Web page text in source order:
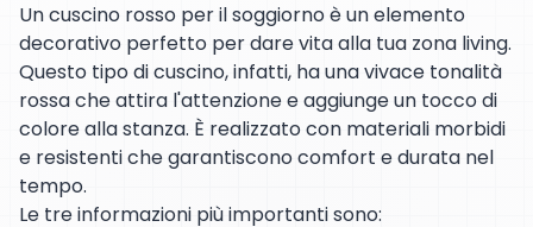
Un cuscino rosso per il soggiorno è un elemento
decorativo perfetto per dare vita alla tua zona living.
Questo tipo di cuscino, infatti, ha una vivace tonalità
rossa che attira l'attenzione e aggiunge un tocco di
colore alla stanza. È realizzato con materiali morbidi
e resistenti che garantiscono comfort e durata nel
tempo.
Le tre informazioni più importanti sono: